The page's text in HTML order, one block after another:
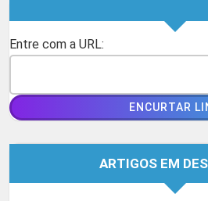
Entre com a URL:
ARTIGOS EM